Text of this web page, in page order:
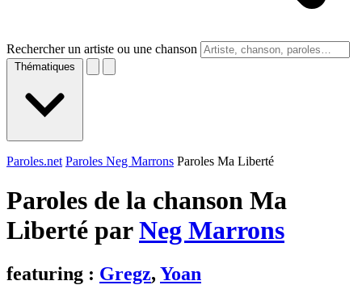
Rechercher un artiste ou une chanson
Thématiques
Paroles.net Paroles Neg Marrons Paroles Ma Liberté
Paroles de la chanson Ma
Liberté parNeg Marrons
featuring : Gregz, Yoan